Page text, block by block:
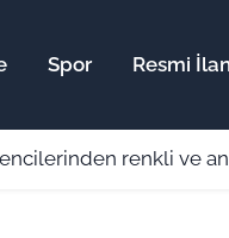
Spor Resmi
renkli ve